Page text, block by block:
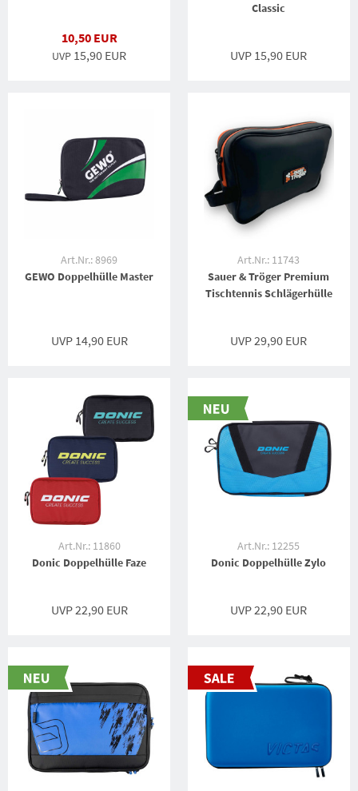
10,50 EUR
UVP 15,90 EUR
Classic
UVP 15,90 EUR
Art.Nr.: 8969
GEWO Doppelhülle Master
UVP 14,90 EUR
Art.Nr.: 11743
Sauer & Tröger Premium
Tischtennis Schlägerhülle
UVP 29,90 EUR
Art.Nr.: 11860
Donic Doppelhülle Faze
UVP 22,90 EUR
Art.Nr.: 12255
Donic Doppelhülle Zylo
UVP 22,90 EUR